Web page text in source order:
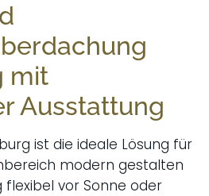
mit
Ausstattung
ist die ideale Lösung für
modern gestalten
flexibel vor Sonne oder